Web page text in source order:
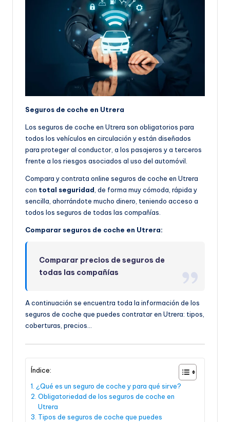
Seguros de coche en Utrera
Los seguros de coche en Utrera son obligatorios para
todos los vehículos en circulación y están diseñados
para proteger al conductor, a los pasajeros y a terceros
frente a los riesgos asociados al uso del automóvil.
Compara y contrata online seguros de coche en Utrera
con total seguridad , de forma muy cómoda, rápida y
sencilla, ahorrándote mucho dinero, teniendo acceso a
todos los seguros de todas las compañías.
Comparar seguros de coche en Utrera:
Comparar precios de seguros de
todas las compañías
A continuación se encuentra toda la información de los
seguros de coche que puedes contratar en Utrera: tipos,
coberturas, precios…
Índice:
¿Qué es un seguro de coche y para qué sirve?
Obligatoriedad de los seguros de coche en
Utrera
Tipos de seguros de coche que puedes